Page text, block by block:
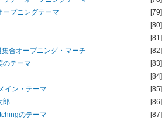
ープニングテーマ
合オープニング・マーチ
のテーマ
イン・テーマ
郎
のテーマ
[79]
[80]
[81]
[82]
[83]
[84]
[85]
[86]
[87]